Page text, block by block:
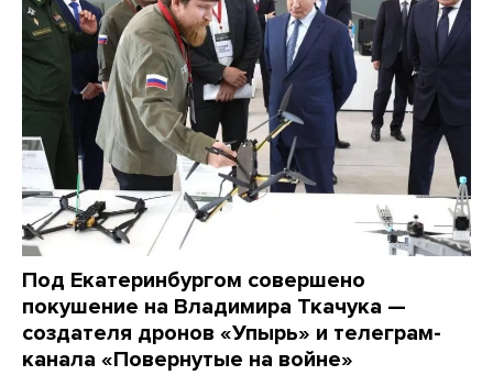
Под Екатеринбургом совершено
покушение на Владимира Ткачука —
создателя дронов «Упырь» и телеграм-
канала «Повернутые на войне»